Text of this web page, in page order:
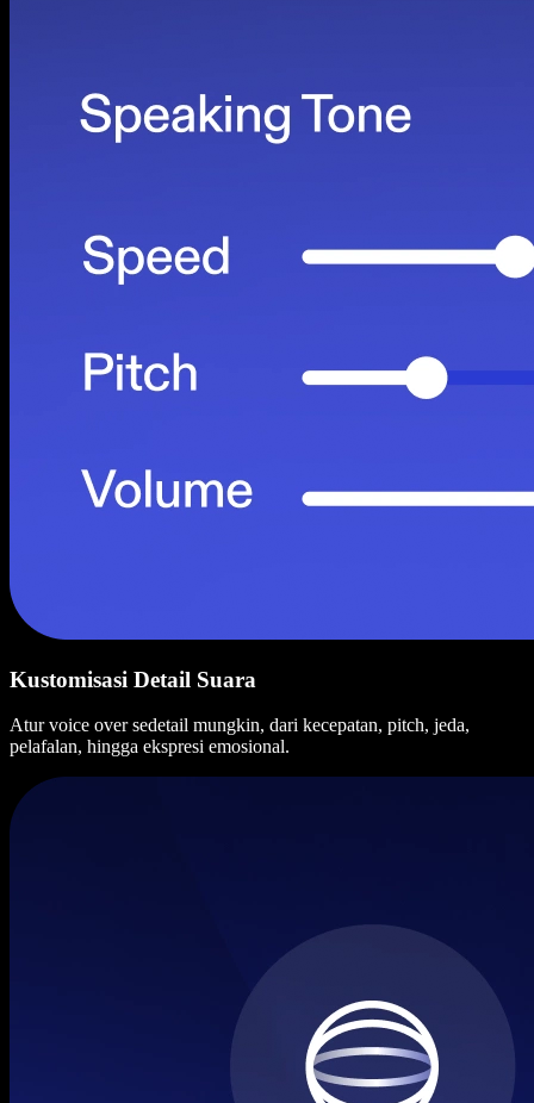
Kustomisasi Detail Suara
Atur voice over sedetail mungkin, dari kecepatan, pitch, jeda,
pelafalan, hingga ekspresi emosional.